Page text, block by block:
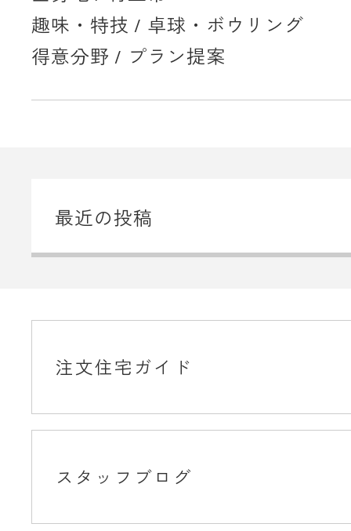
趣味・特技 / 卓球・ボウリング
得意分野 / プラン提案
最近の投稿
注文住宅ガイド
スタッフブログ